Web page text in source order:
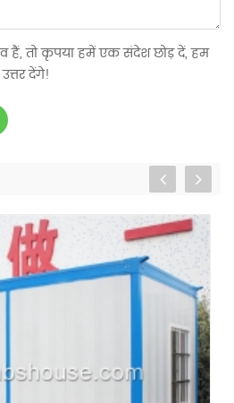
हैं, तो कृपया हमें एक संदेश छोड़ दें, हम
देंगे!